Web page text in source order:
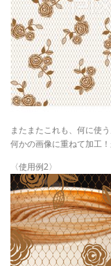
またまたこれも、何に使
何かの画像に重ねて加工！
〈使用例2〉